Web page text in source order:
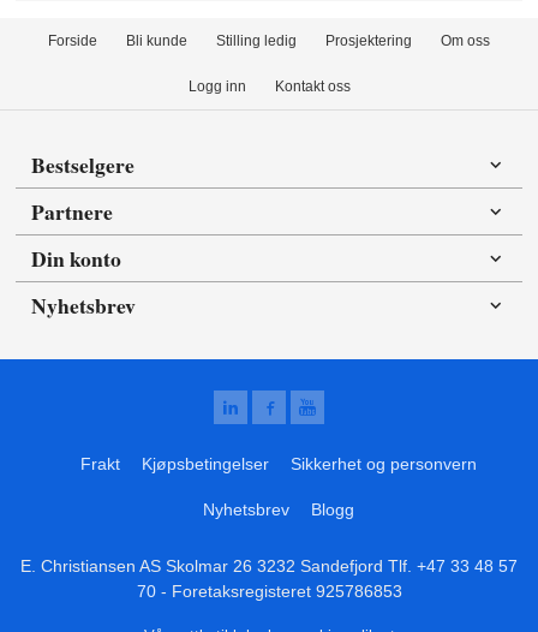
Forside Bli kunde Stilling ledig Prosjektering Om oss
Logg inn Kontakt oss
Bestselgere
Partnere
Din konto
Nyhetsbrev
Frakt Kjøpsbetingelser Sikkerhet og personvern
Nyhetsbrev Blogg
E. Christiansen AS Skolmar 26 3232 Sandefjord Tlf. +47 33 48 57
70- Foretaksregisteret 925786853